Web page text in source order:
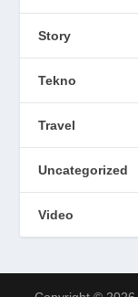
Story
Tekno
Travel
Uncategorized
Video